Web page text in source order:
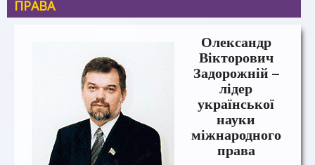
ПРАВА
Олександр
Вікторович
Задорожній –
лідер
української
науки
міжнародного
права